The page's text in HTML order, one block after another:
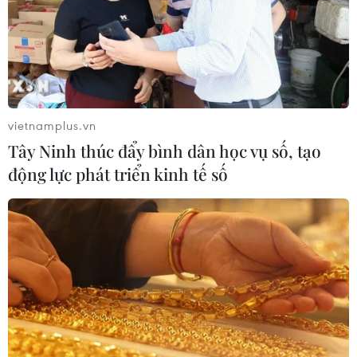
BSR phối trộn thành công dầu Diesel
sinh học B5 và B10
07/08/2026 05:02
Cà Mau quảng bá thương hiệu, kết
nối đầu tư, đưa ngành tôm phát triển
bền vững
07/08/2026 03:04
Giá vàng trong nước giảm nhẹ,
thương hiệu SJC lùi về ngưỡng 142,2
triệu đồng
07/08/2026 02:21
vietnamplus.vn
Tây Ninh thúc đẩy bình dân học vụ số, tạo
động lực phát triển kinh tế số